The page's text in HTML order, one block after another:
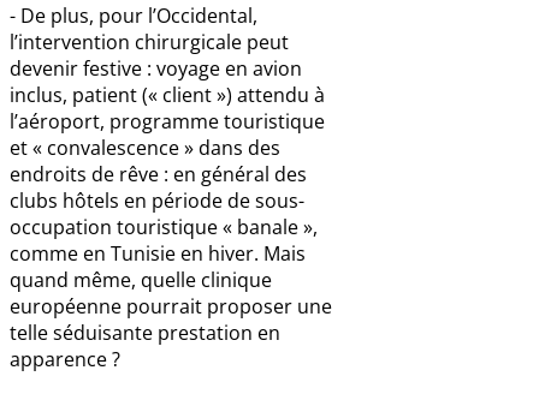
- De plus, pour l’Occidental,
l’intervention chirurgicale peut
devenir festive : voyage en avion
inclus, patient (« client ») attendu à
l’aéroport, programme touristique
et « convalescence » dans des
endroits de rêve : en général des
clubs hôtels en période de sous-
occupation touristique « banale »,
comme en Tunisie en hiver. Mais
quand même, quelle clinique
européenne pourrait proposer une
telle séduisante prestation en
apparence ?